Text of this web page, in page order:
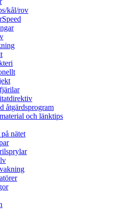
kål/rov
åtgärdsprogram
och länktips
nätet